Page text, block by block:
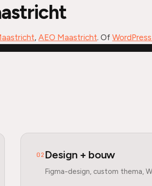
, AEO Maastricht. Of
02 Design + bouw
Figma-design, custom thema,